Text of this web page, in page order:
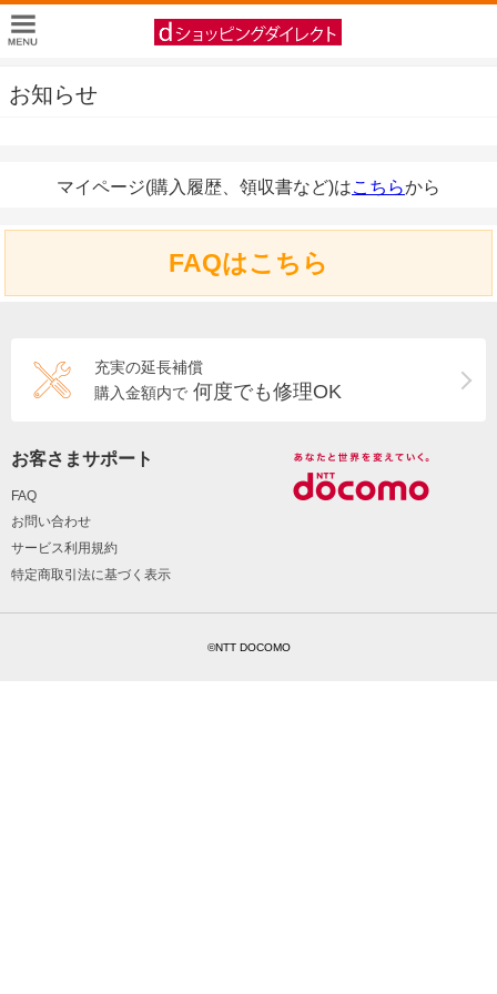
お知らせ
マイページ(購入履歴、領収書など)はこちらから
FAQはこちら
充実の延長補償
購入金額内で 何度でも修理OK
お客さまサポート
FAQ
お問い合わせ
サービス利用規約
特定商取引法に基づく表示
©NTT DOCOMO